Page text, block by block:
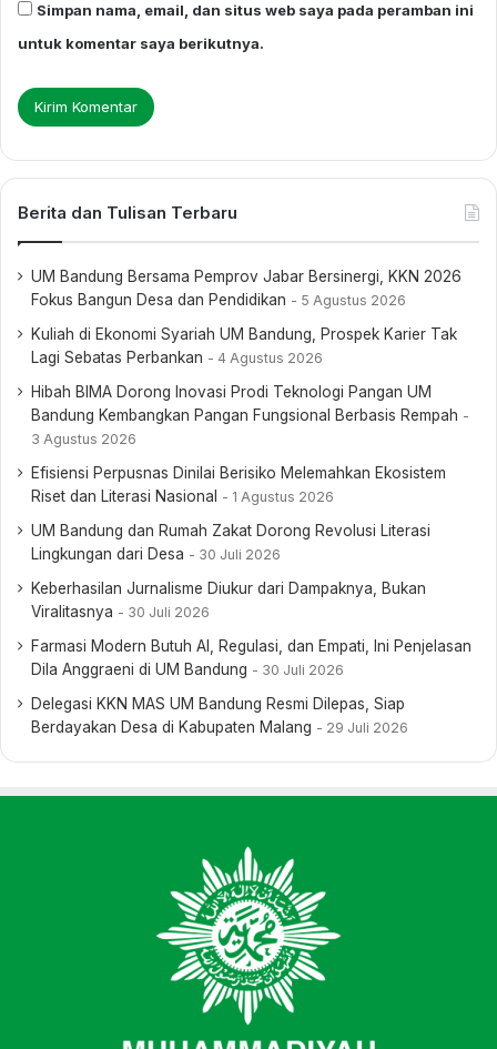
Simpan nama, email, dan situs web saya pada peramban ini
untuk komentar saya berikutnya.
Berita dan Tulisan Terbaru
UM Bandung Bersama Pemprov Jabar Bersinergi, KKN 2026
Fokus Bangun Desa dan Pendidikan
5 Agustus 2026
Kuliah di Ekonomi Syariah UM Bandung, Prospek Karier Tak
Lagi Sebatas Perbankan
4 Agustus 2026
Hibah BIMA Dorong Inovasi Prodi Teknologi Pangan UM
Bandung Kembangkan Pangan Fungsional Berbasis Rempah
3 Agustus 2026
Efisiensi Perpusnas Dinilai Berisiko Melemahkan Ekosistem
Riset dan Literasi Nasional
1 Agustus 2026
UM Bandung dan Rumah Zakat Dorong Revolusi Literasi
Lingkungan dari Desa
30 Juli 2026
Keberhasilan Jurnalisme Diukur dari Dampaknya, Bukan
Viralitasnya
30 Juli 2026
Farmasi Modern Butuh AI, Regulasi, dan Empati, Ini Penjelasan
Dila Anggraeni di UM Bandung
30 Juli 2026
Delegasi KKN MAS UM Bandung Resmi Dilepas, Siap
Berdayakan Desa di Kabupaten Malang
29 Juli 2026